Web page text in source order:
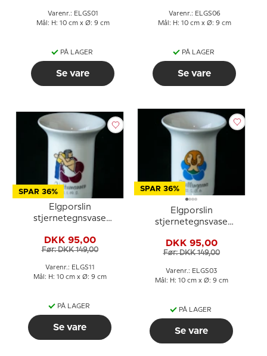
Varenr.: ELGS01
Mål: H: 10 cm x Ø: 9 cm
PÅ LAGER
Se vare
Varenr.: ELGS06
Mål: H: 10 cm x Ø: 9 cm
PÅ LAGER
Se vare
SPAR 36%
Elgporslin
stjernetegnsvase
DKK 95,00
Før: DKK 149,00
Varenr.: ELGS11
Mål: H: 10 cm x Ø: 9 cm
PÅ LAGER
Se vare
SPAR 36%
Elgporslin
stjernetegnsvase
DKK 95,00
Før: DKK 149,00
Varenr.: ELGS03
Mål: H: 10 cm x Ø: 9 cm
PÅ LAGER
Se vare